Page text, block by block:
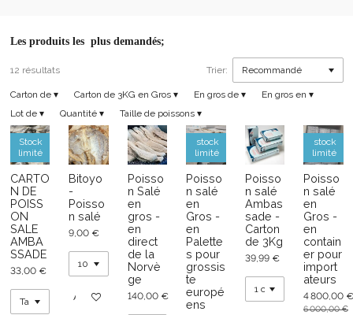
Les produits les plus demandés;
12 résultats Trier:
Carton de ▾ Carton de 3KG en Gros ▾ En gros de ▾ En gros en ▾
Lot de ▾ Quantité ▾ Taille de poissons ▾
Stock
limité
CARTO
N DE
POISS
ON
SALE
AMBA
SSADE
33,00 €
Bitoyo
-
Poisso
n salé
9,00 €
Ajouter au panier
Poisso
n Salé
en
gros -
en
direct
de la
Norvè
ge
140,00 €
stock
limité
Poisso
n salé
en
Gros -
en
Palette
s pour
grossis
te
europé
ens
Poisso
n salé
Ambas
sade -
Carton
de 3Kg
39,99 €
stock
limité
Poisso
n salé
en
Gros -
en
contain
er pour
import
ateurs
4 800,00 €
6 000,00 €